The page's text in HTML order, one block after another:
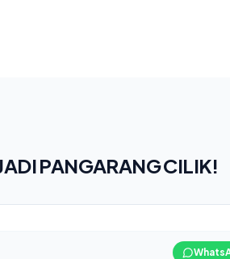
PANGARANG CILIK!